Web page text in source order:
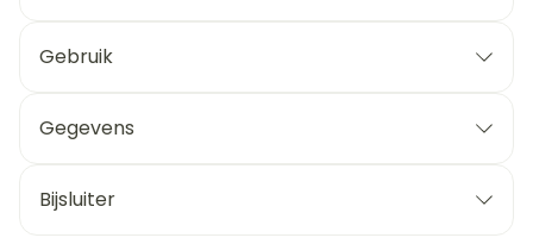
Gebruik
Gegevens
Bijsluiter